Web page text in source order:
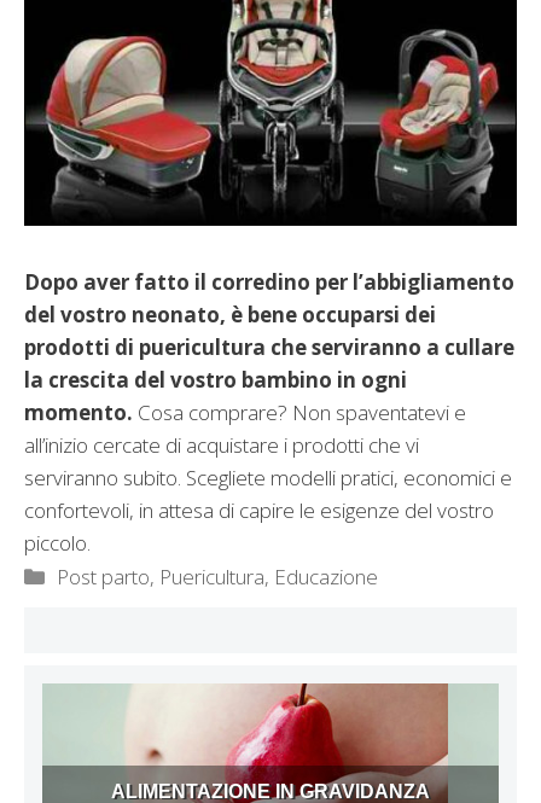
Dopo aver fatto il corredino per l’abbigliamento
del vostro neonato, è bene occuparsi dei
prodotti di puericultura che serviranno a cullare
la crescita del vostro bambino in ogni
momento. Cosa comprare? Non spaventatevi e
all’inizio cercate di acquistare i prodotti che vi
serviranno subito. Scegliete modelli pratici, economici e
confortevoli, in attesa di capire le esigenze del vostro
piccolo.
Categorie
Post parto, Puericultura, Educazione
ALIMENTAZIONE IN GRAVIDANZA